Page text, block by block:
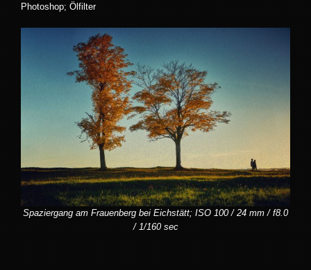
Photoshop; Ölfilter
Spaziergang am Frauenberg bei Eichstätt; ISO 100 / 24 mm / f8.0
/ 1/160 sec